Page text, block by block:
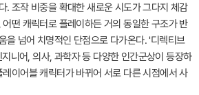
. 조작 비중을 확대한 새로운 시도가 그다지 체감
떤 캐릭터로 플레이하든 거의 동일한 구조가 반
을 넘어 치명적인 단점으로 다가온다. '디렉티브
니어, 의사, 과학자 등 다양한 인간군상이 등장하
이어블 캐릭터가 바뀌어 서로 다른 시점에서 사